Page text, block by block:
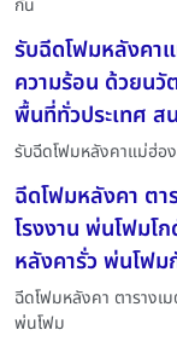
กัน
รับฉีดโฟมหลังคา
ความร้อน ด้วยน
พื้นที่ทั่วประเทศ
รับฉีดโฟมหลังคาแม่ฮ่อ
ฉีดโฟมหลังคา ตา
โรงงาน พ่นโฟมโ
หลังคารั่ว พ่นโฟ
ฉีดโฟมหลังคา ตารางเ
พ่นโฟม